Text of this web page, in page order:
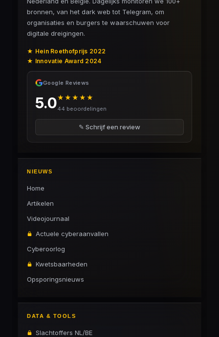
bronnen, van het dark web tot Telegram, om
organisaties en burgers te waarschuwen voor
digitale dreigingen.
★ Hein Roethofprijs 2022
★ Innovatie Award 2024
Google Reviews
5.0★★★★★
44 beoordelingen
✎ Schrijf een review
NIEUWS
Home
Artikelen
Videojournaal
Actuele cyberaanvallen
Cyberoorlog
Kwetsbaarheden
Opsporingsnieuws
DATA & TOOLS
Slachtoffers NL/BE